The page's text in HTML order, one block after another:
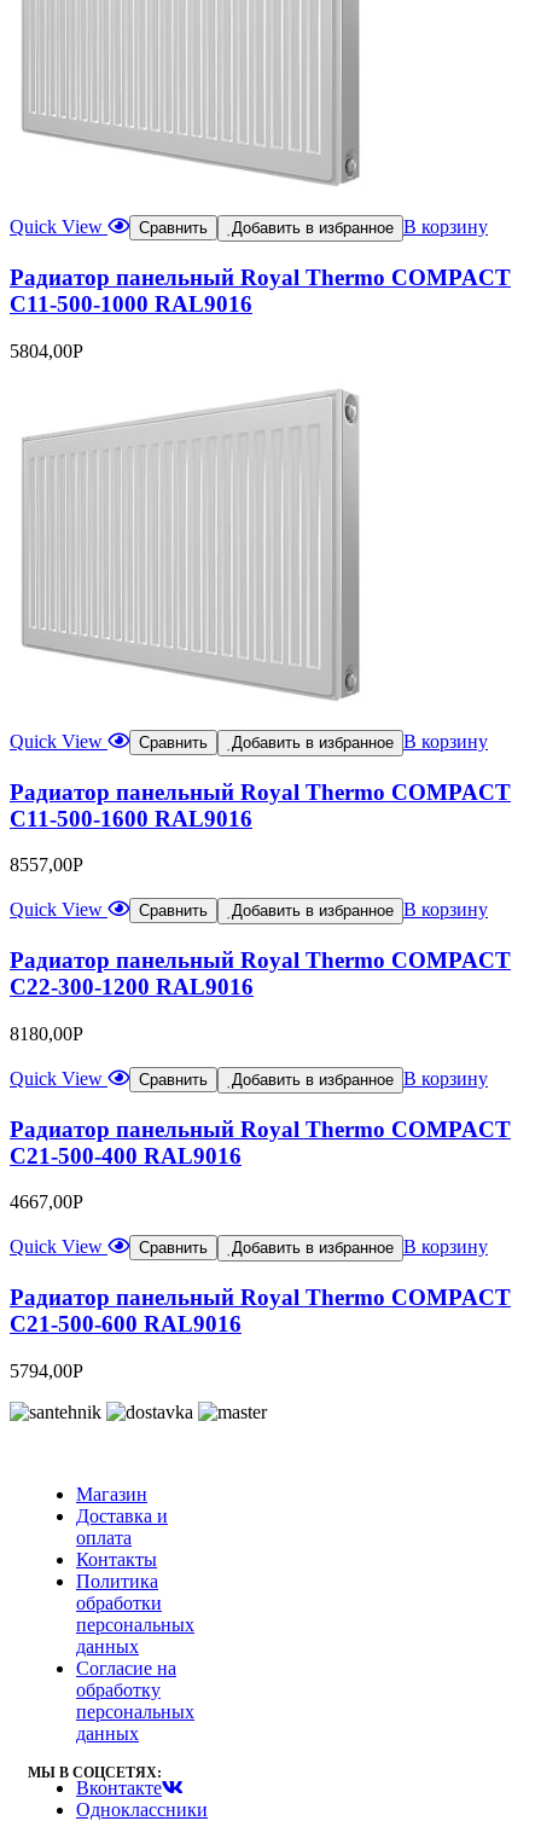
Quick View Сравнить Добавить в избранное В корзину
Радиатор панельный Royal Thermo COMPACT
C11-500-1000 RAL9016
5804,00Р
Quick View Сравнить Добавить в избранное В корзину
Радиатор панельный Royal Thermo COMPACT
C11-500-1600 RAL9016
8557,00Р
Quick View Сравнить Добавить в избранное В корзину
Радиатор панельный Royal Thermo COMPACT
C22-300-1200 RAL9016
8180,00Р
Quick View Сравнить Добавить в избранное В корзину
Радиатор панельный Royal Thermo COMPACT
C21-500-400 RAL9016
4667,00Р
Quick View Сравнить Добавить в избранное В корзину
Радиатор панельный Royal Thermo COMPACT
C21-500-600 RAL9016
5794,00Р
Магазин
Доставка и
оплата
Контакты
Политика
обработки
персональных
данных
Согласие на
обработку
персональных
данных
МЫ В СОЦСЕТЯХ:
Вконтакте
Одноклассники